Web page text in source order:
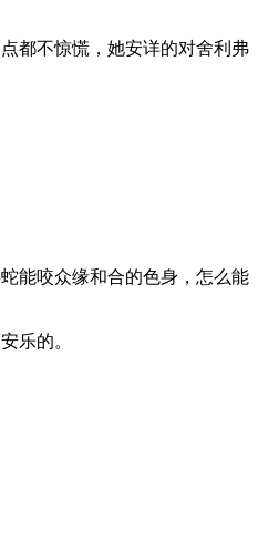
都不惊慌，她安详的对舍利弗
能咬众缘和合的色身，怎么能
乐的。